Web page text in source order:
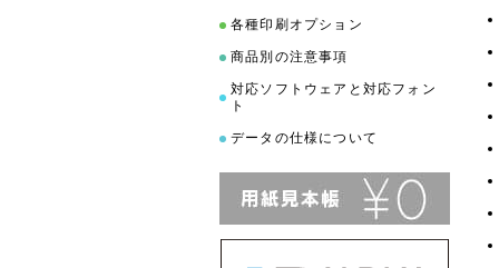
各種印刷オプション
商品別の注意事項
対応ソフトウェアと対応フォン
ト
データの仕様について